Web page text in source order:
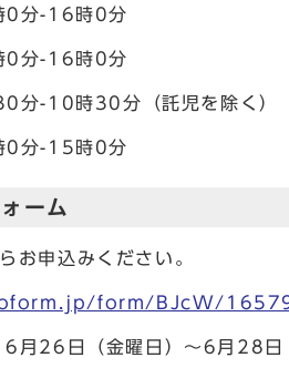
分-16時0分
分-16時0分
分-10時30分（託児を除く）
分-15時0分
ーム
お申込みください。
form/BJcW/
6月26日（金曜日）～6月28日